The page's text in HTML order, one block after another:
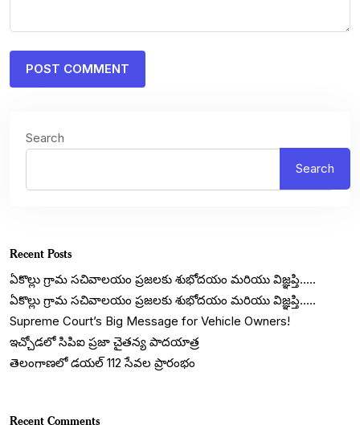
Search
Search
Recent Posts
ఏకొల్లు గ్రామ సచివాలయం ప్రజలకు శుభోదయం మరియు విజ్ఞప్తి…..
ఏకొల్లు గ్రామ సచివాలయం ప్రజలకు శుభోదయం మరియు విజ్ఞప్తి…..
Supreme Court’s Big Message for Vehicle Owners!
ఇచ్చోడలో సిపిఐ ప్రజా చైతన్య పాదయాత్ర
తెలంగాణలో డయల్‌ 112 సేవల ప్రారంభం
Recent Comments